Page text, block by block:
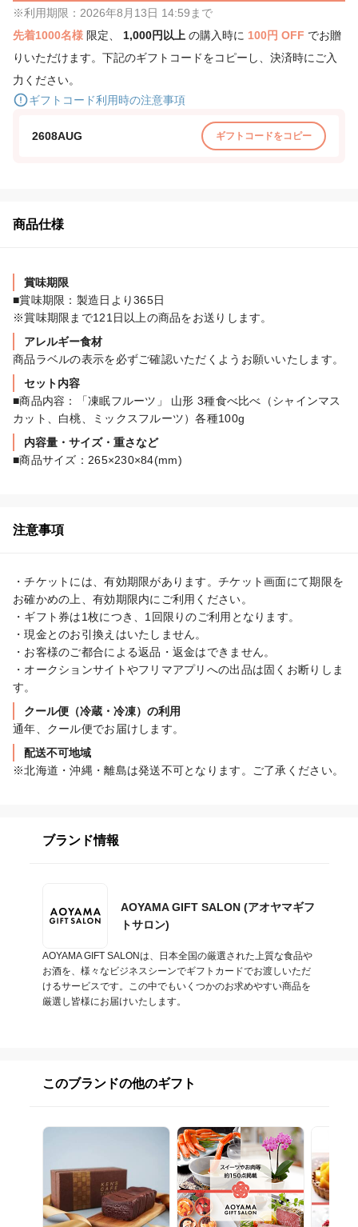
※利用期限：2026年8月13日 14:59まで
先着1000名様 限定、 1,000円以上 の購入時に 100円 OFF でお贈
りいただけます。下記のギフトコードをコピーし、決済時にご入
力ください。
ギフトコード利用時の注意事項
2608AUG ギフトコードをコピー
商品仕様
賞味期限
■賞味期限：製造日より365日
※賞味期限まで121日以上の商品をお送りします。
アレルギー食材
商品ラベルの表示を必ずご確認いただくようお願いいたします。
セット内容
■商品内容：「凍眠フルーツ」 山形 3種食べ比べ（シャインマス
カット、白桃、ミックスフルーツ）各種100g
内容量・サイズ・重さなど
■商品サイズ：265×230×84(mm)
注意事項
・チケットには、有効期限があります。チケット画面にて期限を
お確かめの上、有効期限内にご利用ください。
・ギフト券は1枚につき、1回限りのご利用となります。
・現金とのお引換えはいたしません。
・お客様のご都合による返品・返金はできません。
・オークションサイトやフリマアプリへの出品は固くお断りしま
す。
クール便（冷蔵・冷凍）の利用
通年、クール便でお届けします。
配送不可地域
※北海道・沖縄・離島は発送不可となります。ご了承ください。
ブランド情報
AOYAMA GIFT SALON (アオヤマギフ
トサロン)
AOYAMA GIFT SALONは、日本全国の厳選された上質な食品や
お酒を、様々なビジネスシーンでギフトカードでお渡しいただ
けるサービスです。この中でもいくつかのお求めやすい商品を
厳選し皆様にお届けいたします。
このブランドの他のギフト